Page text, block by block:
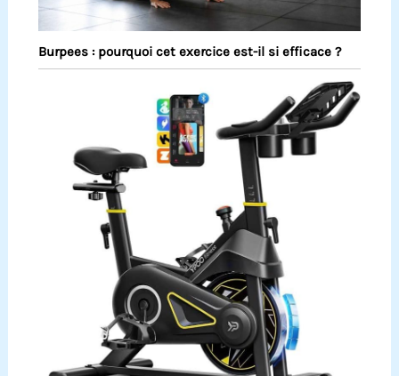
Burpees : pourquoi cet exercice est-il si efficace ?